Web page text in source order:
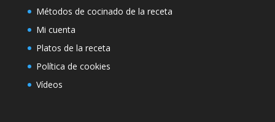
Métodos de cocinado de la receta
Mi cuenta
Platos de la receta
Política de cookies
Vídeos